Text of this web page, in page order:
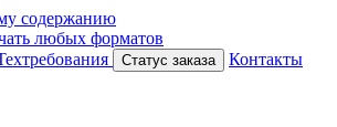
содержанию
Статус заказа
Контакты